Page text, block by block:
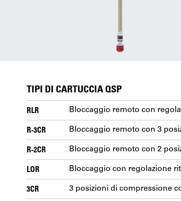
TIPI DI CARTUCCIA QSP
RLR Bloccaggio remoto con
R-3CR Bloccaggio remoto con 3
R-2CR Bloccaggio remoto con 2
LOR Bloccaggio con regolazione
3CR 3 posizioni di compressione